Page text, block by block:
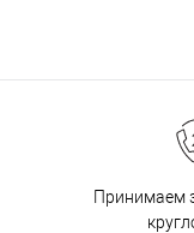
Принимаем